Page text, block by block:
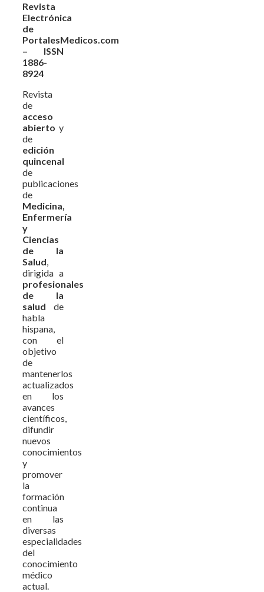
Revista
Electrónica
de
PortalesMedicos.com
– ISSN
1886-
8924
Revista
de
acceso
abierto y
de
edición
quincenal
de
publicaciones
de
Medicina,
Enfermería
y
Ciencias
de la
Salud,
dirigida a
profesionales
de la
salud de
habla
hispana,
con el
objetivo
de
mantenerlos
actualizados
en los
avances
científicos,
difundir
nuevos
conocimientos
y
promover
la
formación
continua
en las
diversas
especialidades
del
conocimiento
médico
actual.